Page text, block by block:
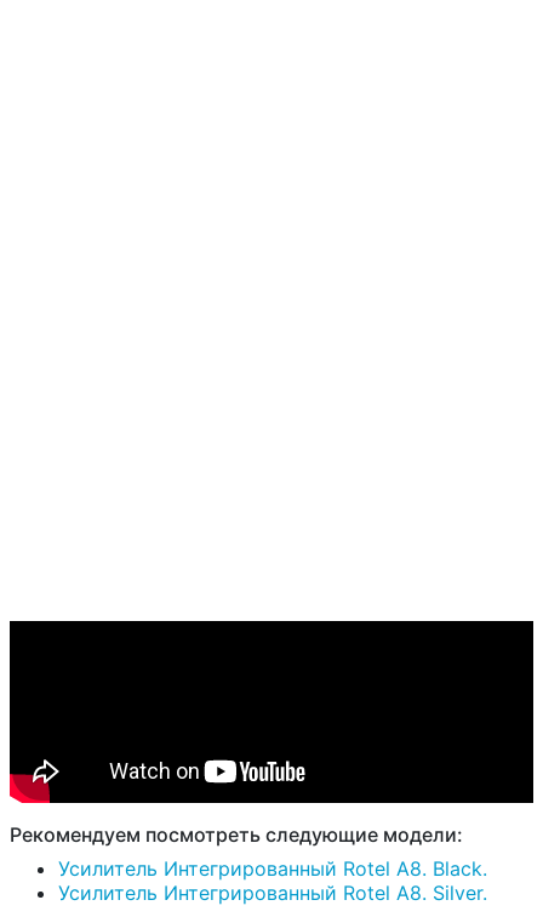
Рекомендуем посмотреть следующие модели:
Усилитель Интегрированный Rotel A8. Black.
Усилитель Интегрированный Rotel A8. Silver.